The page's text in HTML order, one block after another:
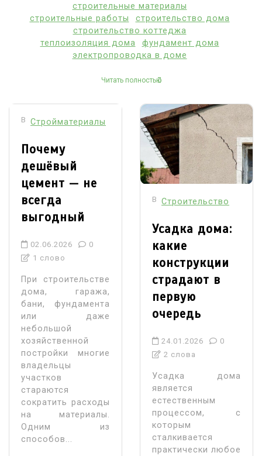
строительные материалы
строительные работы
строительство дома
строительство коттеджа
теплоизоляция дома
фундамент дома
электропроводка в доме
Читать полностью
В Стройматериалы
Почему
дешёвый
цемент — не
всегда
выгодный
02.06.2026
0
1 слово
При строительстве
дома, гаража,
бани, фундамента
или даже
небольшой
хозяйственной
постройки многие
владельцы
участков
стараются
сократить расходы
на материалы.
Одним из
способов...
В Строительство
Усадка дома:
какие
конструкции
страдают в
первую
очередь
24.01.2026
0
2 слова
Усадка дома
является
естественным
процессом, с
которым
сталкивается
практически любое